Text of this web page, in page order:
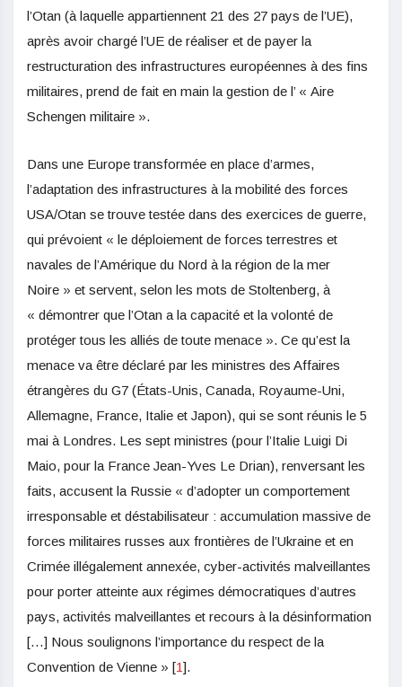
l’Otan (à laquelle appartiennent 21 des 27 pays de l’UE),
après avoir chargé l’UE de réaliser et de payer la
restructuration des infrastructures européennes à des fins
militaires, prend de fait en main la gestion de l’ « Aire
Schengen militaire ».
Dans une Europe transformée en place d’armes,
l’adaptation des infrastructures à la mobilité des forces
USA/Otan se trouve testée dans des exercices de guerre,
qui prévoient « le déploiement de forces terrestres et
navales de l’Amérique du Nord à la région de la mer
Noire » et servent, selon les mots de Stoltenberg, à
« démontrer que l’Otan a la capacité et la volonté de
protéger tous les alliés de toute menace ». Ce qu’est la
menace va être déclaré par les ministres des Affaires
étrangères du G7 (États-Unis, Canada, Royaume-Uni,
Allemagne, France, Italie et Japon), qui se sont réunis le 5
mai à Londres. Les sept ministres (pour l’Italie Luigi Di
Maio, pour la France Jean-Yves Le Drian), renversant les
faits, accusent la Russie « d’adopter un comportement
irresponsable et déstabilisateur : accumulation massive de
forces militaires russes aux frontières de l’Ukraine et en
Crimée illégalement annexée, cyber-activités malveillantes
pour porter atteinte aux régimes démocratiques d’autres
pays, activités malveillantes et recours à la désinformation
[…] Nous soulignons l’importance du respect de la
Convention de Vienne » [1].